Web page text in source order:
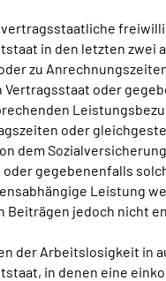
in den letzten zwei
zu
oder
oder
dem
gegebenenfalls
Leistung
jedoch nicht
der Arbeitslosigkeit in
in denen eine